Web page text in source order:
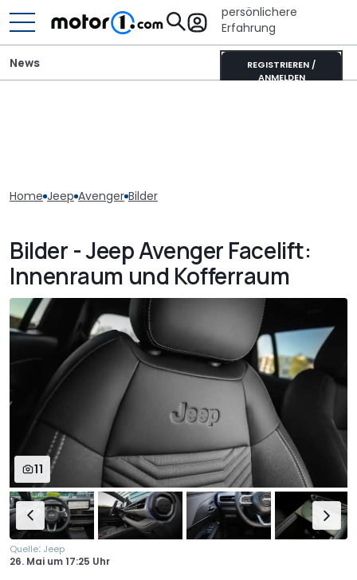
persönlichere
Erfahrung
REGISTRIEREN /
ANMELDEN
News
Home Jeep Avenger Bilder
Bilder - Jeep Avenger Facelift:
Innenraum und Kofferraum
11
Quelle: Jeep
26. Mai um17:25 Uhr